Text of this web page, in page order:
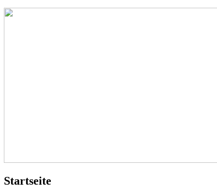
Startseite